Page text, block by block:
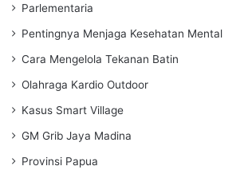
Parlementaria
Pentingnya Menjaga Kesehatan Mental
Cara Mengelola Tekanan Batin
Olahraga Kardio Outdoor
Kasus Smart Village
GM Grib Jaya Madina
Provinsi Papua